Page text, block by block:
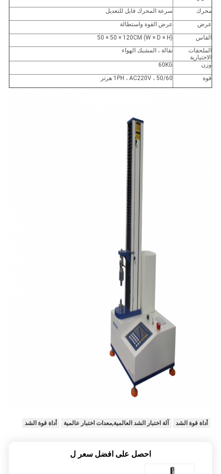
محرك
سرعة المحرك قابل للتعديل
عرض
عرض القوة واستطالة
القاس
(W × D × H) 50 × 50 × 120CM
الملحقات
الاختيارية
نقالة ، المشبك الهواء
وزن
60KG
قوة
1PH ، AC220V ، 50/60 هرتز
أداة قوة الشد آلة اختبار الشد العالمية,معدات اختبار عالمية أداة قوة الشد
احصل على افضل سعر ل